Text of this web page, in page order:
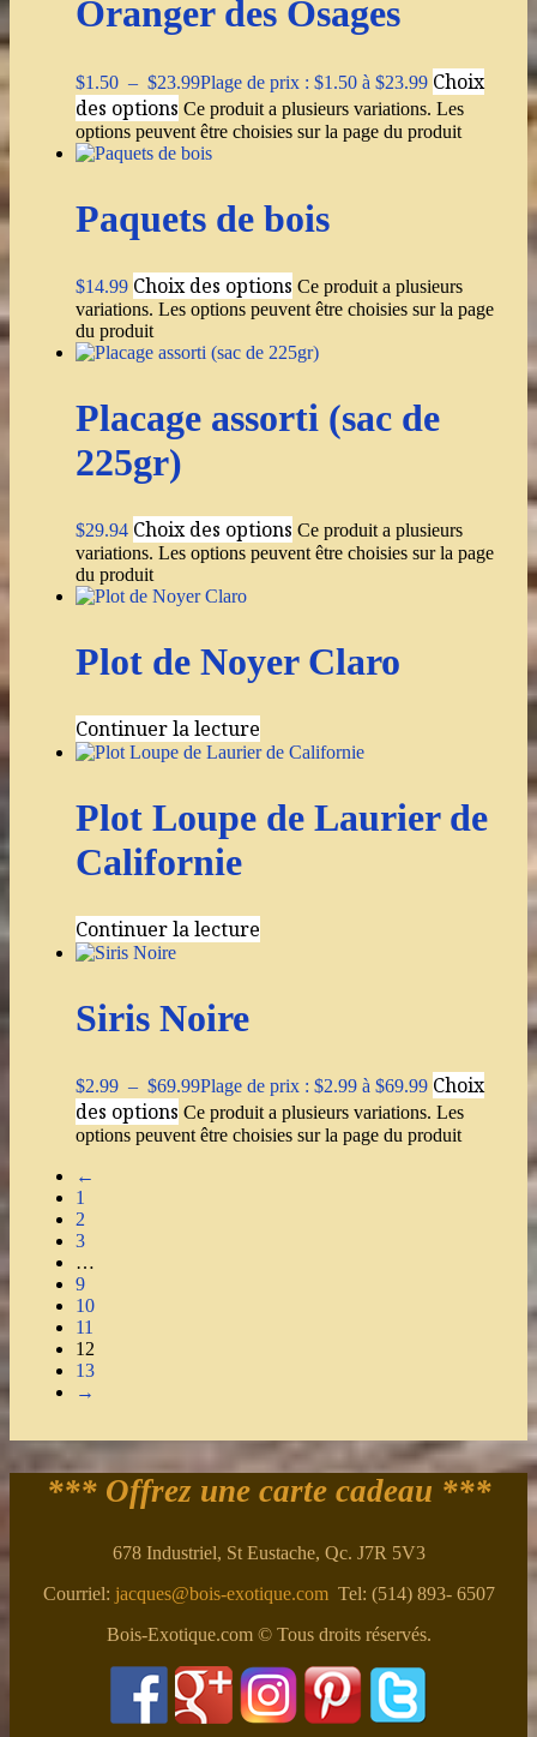
Oranger des Osages
$1.50 – $23.99Plage de prix : $1.50 à $23.99 Choix
des options Ce produit a plusieurs variations. Les
options peuvent être choisies sur la page du produit
Paquets de bois
$14.99 Choix des options Ce produit a plusieurs
variations. Les options peuvent être choisies sur la page
du produit
Placage assorti (sac de
225gr)
$29.94 Choix des options Ce produit a plusieurs
variations. Les options peuvent être choisies sur la page
du produit
Plot de Noyer Claro
Continuer la lecture
Plot Loupe de Laurier de
Californie
Continuer la lecture
Siris Noire
$2.99 – $69.99Plage de prix : $2.99 à $69.99 Choix
des options Ce produit a plusieurs variations. Les
options peuvent être choisies sur la page du produit
←
1
2
3
…
9
10
11
12
13
→
*** Offrez une carte cadeau ***
678 Industriel, St Eustache, Qc. J7R 5V3
Courriel: jacques@bois-exotique.comTel: (514) 893- 6507
Bois-Exotique.com © Tous droits réservés.